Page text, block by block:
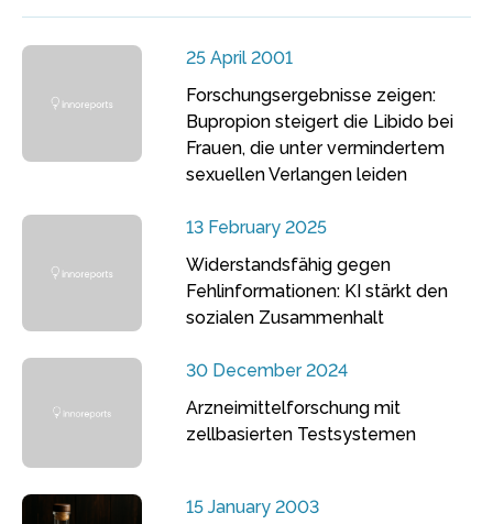
25 April 2001
Forschungsergebnisse zeigen:
Bupropion steigert die Libido bei
Frauen, die unter vermindertem
sexuellen Verlangen leiden
13 February 2025
Widerstandsfähig gegen
Fehlinformationen: KI stärkt den
sozialen Zusammenhalt
30 December 2024
Arzneimittelforschung mit
zellbasierten Testsystemen
15 January 2003